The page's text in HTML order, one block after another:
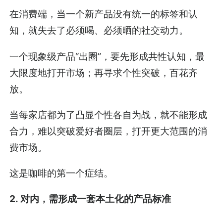
在消费端，当一个新产品没有统一的标签和认
知，就失去了必须喝、必须晒的社交动力。
一个现象级产品“出圈”，要先形成共性认知，最
大限度地打开市场；再寻求个性突破，百花齐
放。
当每家店都为了凸显个性各自为战，就不能形成
合力，难以突破爱好者圈层，打开更大范围的消
费市场。
这是咖啡的第一个症结。
2. 对内，需形成一套本土化的产品标准